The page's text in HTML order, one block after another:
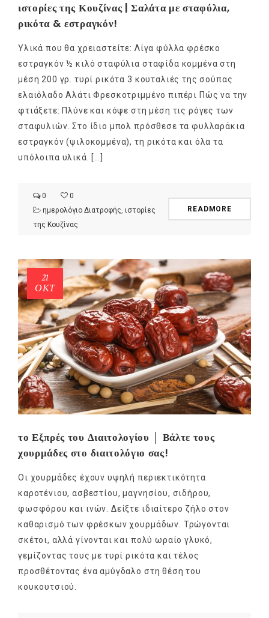
ιστορίες της Κουζίνας | Σαλάτα με σταφύλια,
ρικότα & εστραγκόν!
Υλικά που θα χρειαστείτε: Λίγα φύλλα φρέσκο
εστραγκόν ½ κιλό σταφύλια σταφίδα κομμένα στη
μέση 200 γρ. τυρί ρικότα 3 κουταλιές της σούπας
ελαιόλαδο Αλάτι Φρεσκοτριμμένο πιπέρι Πώς να την
φτιάξετε: Πλύνε και κόψε στη μέση τις ρόγες των
σταφυλιών. Στο ίδιο μπολ πρόσθεσε τα φυλλαράκια
εστραγκόν (ψιλοκομμένα), τη ρικότα και όλα τα
υπόλοιπα υλικά. […]
0
0
ημερολόγιο Διατροφής, ιστορίες
της Κουζίνας
READMORE
21
ΟΚΤ
το Εξπρές του Διαιτολογίου │ Βάλτε τους
χουρμάδες στο διαιτολόγιο σας!
Οι χουρμάδες έχουν υψηλή περιεκτικότητα
καροτένιου, ασβεστίου, μαγνησίου, σιδήρου,
φωσφόρου και ινών. Δείξτε ιδιαίτερο ζήλο στον
καθαρισμό των φρέσκων χουρμάδων. Τρώγονται
σκέτοι, αλλά γίνονται και πολύ ωραίο γλυκό,
γεμίζοντας τους με τυρί ρικότα και τέλος
προσθέτοντας ένα αμύγδαλο στη θέση του
κουκουτσιού.